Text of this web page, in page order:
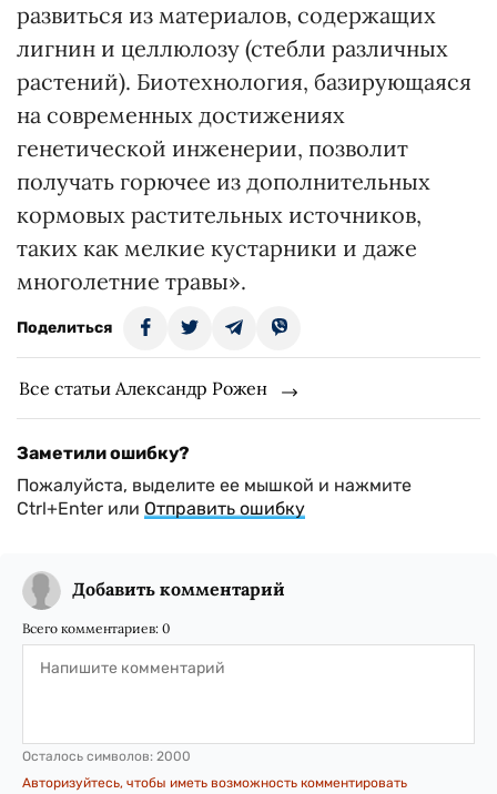
развиться из материалов, содержащих
лигнин и целлюлозу (стебли различных
растений). Биотехнология, базирующаяся
на современных достижениях
генетической инженерии, позволит
получать горючее из дополнительных
кормовых растительных источников,
таких как мелкие кустарники и даже
многолетние травы».
Поделиться
Все статьи Александр Рожен
Заметили ошибку?
Пожалуйста, выделите ее мышкой и нажмите
Ctrl+Enter или Отправить ошибку
Добавить комментарий
Всего комментариев: 0
Осталось символов: 2000
Авторизуйтесь, чтобы иметь возможность комментировать